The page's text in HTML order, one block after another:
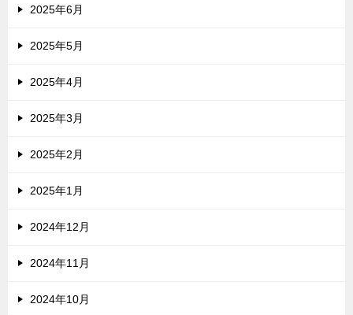
2025年6月
2025年5月
2025年4月
2025年3月
2025年2月
2025年1月
2024年12月
2024年11月
2024年10月